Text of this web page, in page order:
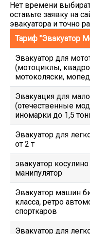
Нет времени
оставьте заявку на
эвакуатора и точно
Тариф "Эвакуатор
Эвакуатор для
(мотоциклы,
мотоколяски,
Эвакуация для
(отечественные
иномарки до 1,5
Эвакуатор для
от 2 т
эвакуатор косулино
манипулятор
Эвакуатор машин
класса, ретро
спорткаров
Эвакуатор для